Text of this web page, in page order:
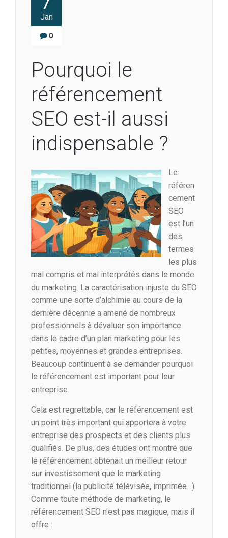
Jan
0
Pourquoi le
référencement
SEO est-il aussi
indispensable ?
Le
référen
cement
SEO
est l’un
des
termes
les plus
mal compris et mal interprétés dans le monde
du marketing. La caractérisation injuste du SEO
comme une sorte d’alchimie au cours de la
dernière décennie a amené de nombreux
professionnels à dévaluer son importance
dans le cadre d’un plan marketing pour les
petites, moyennes et grandes entreprises.
Beaucoup continuent à se demander pourquoi
le référencement est important pour leur
entreprise.
Cela est regrettable, car le référencement est
un point très important qui apportera à votre
entreprise des prospects et des clients plus
qualifiés. De plus, des études ont montré que
le référencement obtenait un meilleur retour
sur investissement que le marketing
traditionnel (la publicité télévisée, imprimée…).
Comme toute méthode de marketing, le
référencement SEO n’est pas magique, mais il
offre :